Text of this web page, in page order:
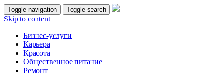
Toggle navigation Toggle search
Skip to content
Бизнес-услуги
Карьера
Красота
Общественное питание
Ремонт